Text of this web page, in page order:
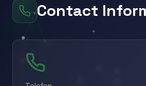
Contact